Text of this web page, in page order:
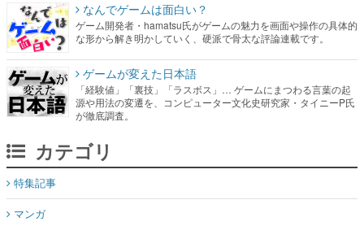
なんでゲームは面白い？
ゲーム開発者・hamatsu氏がゲームの魅力を画面や操作の具体的
な形から解き明かしていく、硬派で骨太な評論連載です。
ゲームが変えた日本語
「経験値」「裏技」「ラスボス」… ゲームにまつわる言葉の起
源や用法の変遷を、コンピューター文化史研究家・タイニーP氏
が徹底調査。
カテゴリ
特集記事
マンガ